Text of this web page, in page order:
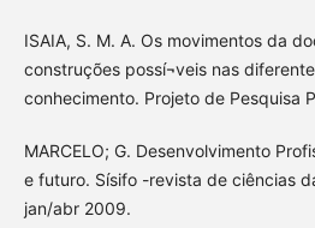
ISAIA, S. M. A. Os movimentos da
construções possí¬veis nas
conhecimento. Projeto de Pesquisa
MARCELO; G. Desenvolvimento
e futuro. Sísifo -revista de ciências
jan/abr 2009.